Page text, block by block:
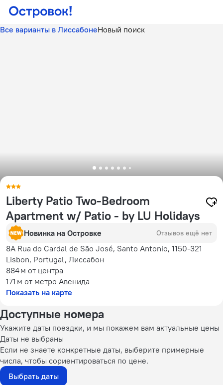
Все варианты в ЛиссабонеНовый поиск
Liberty Patio Two-Bedroom
Apartment w/ Patio - by LU Holidays
Новинка на Островке Отзывов ещё нет
8A Rua do Cardal de São José, Santo Antonio, 1150-321
Lisbon, Portugal, Лиссабон
884 м от центра
171 м от метро Авенида
Показать на карте
Доступные номера
Укажите даты поездки, и мы покажем вам актуальные цены
Даты не выбраны
Если не знаете конкретные даты, выберите примерные
числа, чтобы сориентироваться по цене.
Выбрать даты